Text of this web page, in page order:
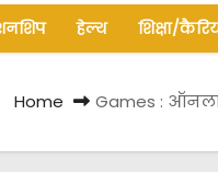
हेल्थ शिक्षा/
Home Games :